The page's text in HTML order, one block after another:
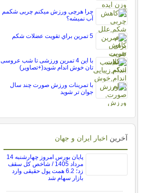
چرا هرچی ورزش میکنم چربی شکمم
آب نمیشه؟
5 تمرين براي تقويت عضلات شکم
با این 4 تمرین ورزشی تا شب عروسی
تان خوش اندام شوید(+تصاویر)
با تمرینات ورزش صورت چند سال
جوان تر شوید
آخرین اخبار ایران و جهان
پایان بورس امروز چهارشنبه 14
مرداد 1405 / شاخص کل سقف
زد؛ 6.2 همت پول حقیقی وارد
بازار سهام شد